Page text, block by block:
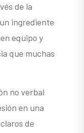
de la
ingrediente
equipo y
que muchas
no verbal
en una
de